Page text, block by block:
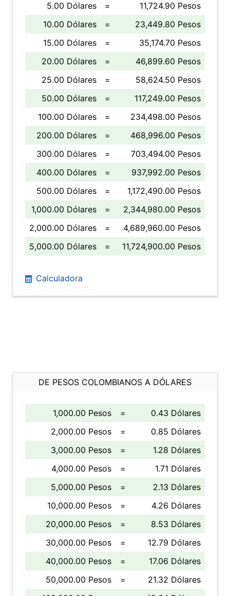
5.00 Dólares
=
11,724.90 Pesos
10.00 Dólares
=
23,449.80 Pesos
15.00 Dólares
=
35,174.70 Pesos
20.00 Dólares
=
46,899.60 Pesos
25.00 Dólares
=
58,624.50 Pesos
50.00 Dólares
=
117,249.00 Pesos
100.00 Dólares
=
234,498.00 Pesos
200.00 Dólares
=
468,996.00 Pesos
300.00 Dólares
=
703,494.00 Pesos
400.00 Dólares
=
937,992.00 Pesos
500.00 Dólares
=
1,172,490.00 Pesos
1,000.00 Dólares
=
2,344,980.00 Pesos
2,000.00 Dólares
=
4,689,960.00 Pesos
5,000.00 Dólares
= 11,724,900.00 Pesos
Calculadora
DE PESOS COLOMBIANOS A DÓLARES
1,000.00 Pesos =
0.43 Dólares
2,000.00 Pesos
=
0.85 Dólares
3,000.00 Pesos
=
1.28 Dólares
4,000.00 Pesos
=
1.71 Dólares
5,000.00 Pesos
=
2.13 Dólares
10,000.00 Pesos
=
4.26 Dólares
20,000.00 Pesos
=
8.53 Dólares
30,000.00 Pesos
=
12.79 Dólares
40,000.00 Pesos
=
17.06 Dólares
50,000.00 Pesos
=
21.32 Dólares